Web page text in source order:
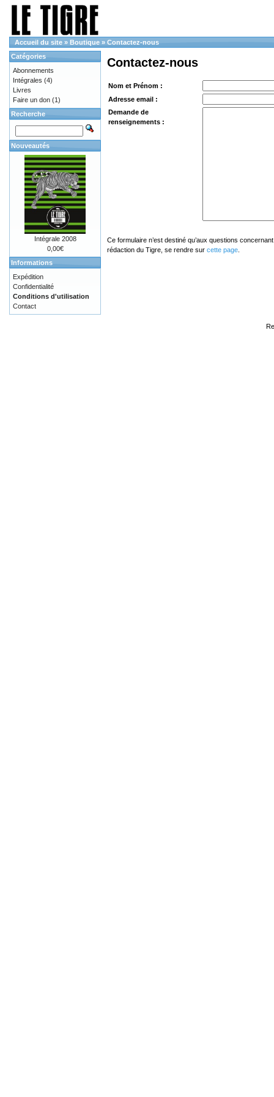
Accueil du site » Boutique » Contactez-nous
Contactez-nous
Nom et Prénom :
Adresse email :
Demande de
renseignements :
Ce formulaire n’est destiné qu’aux questions
rédaction du Tigre, se rendre sur cette page
Catégories
Abonnements
Intégrales (4)
Livres
Faire un don (1)
Recherche
Nouveautés
Intégrale 2008
0,00€
Informations
Expédition
Confidentialité
Conditions d'utilisation
Contact